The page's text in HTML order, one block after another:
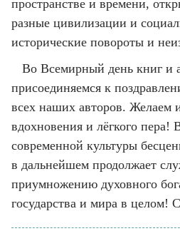
пространстве и времени,
разные цивилизации и
исторические повороты и
Во Всемирный день книг и
присоединяемся к
всех наших авторов. Желаем
вдохновения и лёгкого пера!
современной культуры
в дальнейшем продолжает
приумножению духовного
государства и мира в целом!